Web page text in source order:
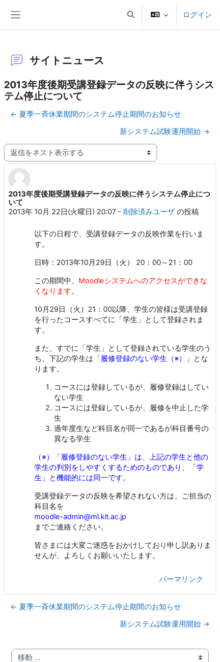
検索入力に切り替えるログイン
サイトニュース
2013年度後期受講登録データの反映に伴うシス
テム停止について
← 夏季一斉休業期間のシステム停止期間のお知らせ
新システム試験運用開始 →
表示モード
2013年度後期受講登録データの反映に伴うシステム停止につ
いて
2013年 10月 22日(火曜日) 20:07 - 削除済みユーザ の投稿
返信数: 0
以下の日程で、受講登録データの反映作業を行いま
す。
日時：2013年10月29日（火） 20：00～21：00
この期間中、 Moodleシステムへのアクセスができな
くなります。
10月29日（火）21：00以降、学生の皆様は受講登録
を行ったコースすべてに「学生」として登録されま
す。
また、すでに「学生」として登録されている学生のう
ち、下記の学生は「 履修登録のない学生（※）
」とな
ります。
コースには登録しているが、履修登録はしてい
ない学生
コースには登録しているが、履修を中止した学
生
過年度生など科目名が同一であるが科目番号の
異なる学生
（※）「履修登録のない学生」は、上記の学生と他の
学生の判別をしやすくするためのものであり、「学
生」と機能的には同一です。
受講登録データの反映を希望されない方は、ご担当の
科目名を
moodle-admin@ml.kit.ac.jp
までご連絡ください。
皆さまには大変ご迷惑をおかけしており申し訳ありま
せんが、よろしくお願いいたします。
パーマリンク
← 夏季一斉休業期間のシステム停止期間のお知らせ
新システム試験運用開始 →